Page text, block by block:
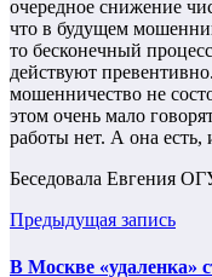
очередное снижение
что в будущем
то бесконечный
действуют
мошенничество не
этом очень мало
работы нет. А она
Беседовала Евгения
Предыдущая запись
В Москве «удаленка»